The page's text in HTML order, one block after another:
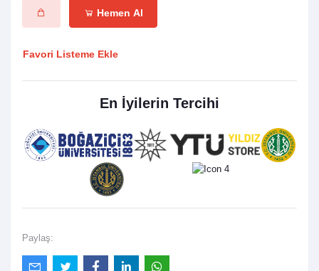
Hemen Al
Favori Listeme Ekle
En İyilerin Tercihi
Paylaş: